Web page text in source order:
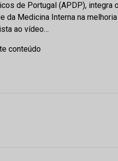
de Portugal (APDP),
da Medicina Interna na
ao vídeo…
conteúdo